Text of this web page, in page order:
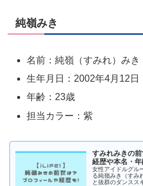
純嶺みき
名前：純嶺（すみれ）みき
生年月日：2002年4月12日
年齢：23歳
担当カラー：紫
すみれみきの
経歴や本名・年
女性アイドルグル
る純嶺みき（すみ
と抜群のダンスス